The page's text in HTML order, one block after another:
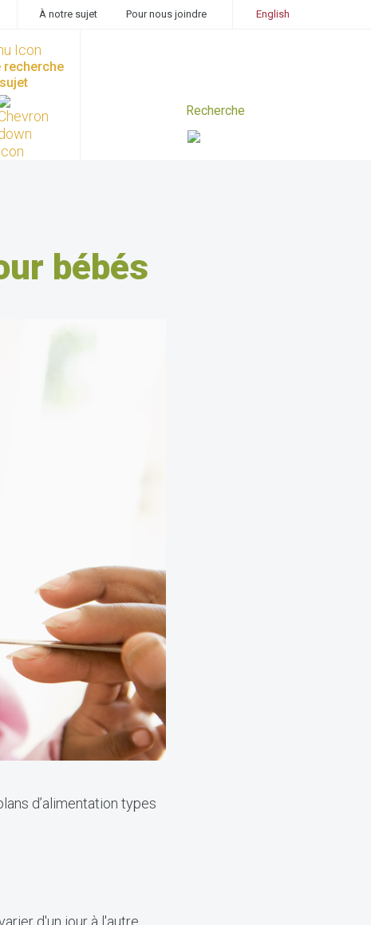
À notre sujet Pour nous joindre English
recherche
bébés
d’alimentation types
d'un jour à l'autre.